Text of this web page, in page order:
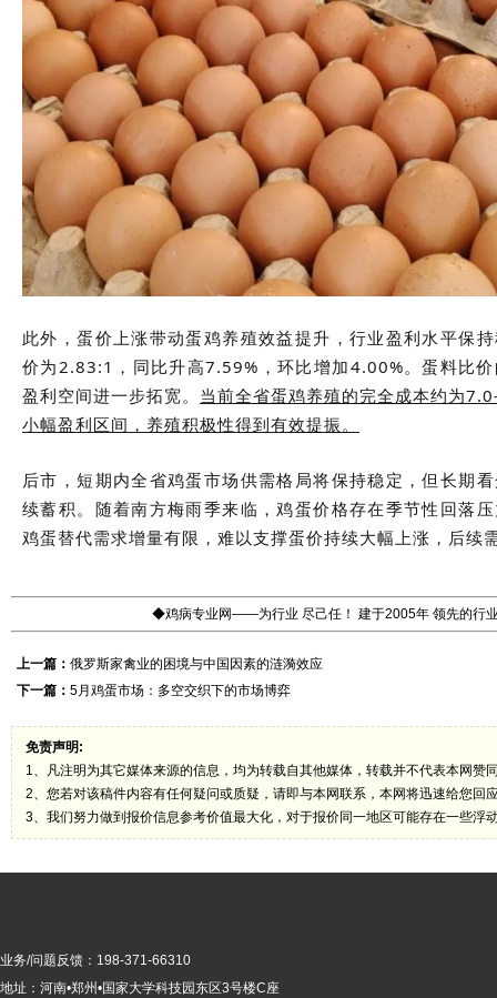
此外，蛋价上涨带动蛋鸡养殖效益提升，行业盈利水平保
价为2.83:1，同比升高7.59%，环比增加4.00%。蛋料比
盈利空间进一步拓宽。 当前全省蛋鸡养殖的完全成本约为
小幅盈利区间，养殖积极性得到有效提振。
后市，短期内全省鸡蛋市场供需格局将保持稳定，但长期
续蓄积。随着南方梅雨季来临，鸡蛋价格存在季节性回落
鸡蛋替代需求增量有限，难以支撑蛋价持续大幅上涨，后续
◆鸡病专业网——为行业 尽己任！ 建于2005年 领先的行
上一篇： 俄罗斯家禽业的困境与中国因素的涟漪效应
下一篇： 5月鸡蛋市场：多空交织下的市场博弈
免责声明:
1、凡注明为其它媒体来源的信息，均为转载自其他媒体，转载并不代表本网赞
2、您若对该稿件内容有任何疑问或质疑，请即与本网联系，本网将迅速给您回
3、我们努力做到报价信息参考价值最大化，对于报价同一地区可能存在一些浮
业务/问题反馈：198-371-66310
地址：河南•郑州•国家大学科技园东区3号楼C座